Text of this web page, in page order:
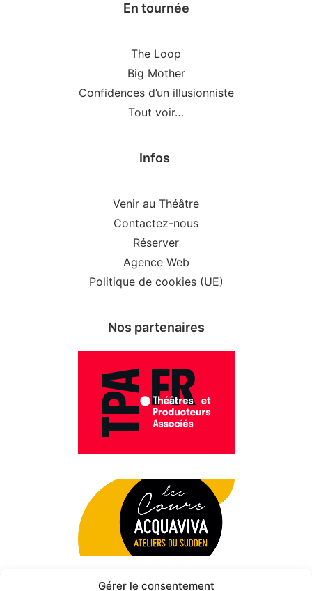
Gérer le consentement
En tournée
The Loop
Big Mother
Confidences d’un illusionniste
Tout voir…
Infos
Venir au Théâtre
Contactez-nous
Réserver
Agence Web
Politique de cookies (UE)
Nos partenaires